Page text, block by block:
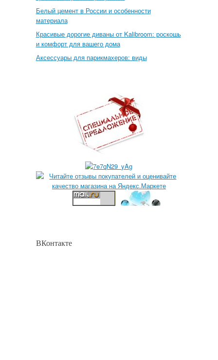
Белый цемент в России и особенности
материала
Красивые дорогие диваны от Kalibroom: роскошь
и комфорт для вашего дома
Аксессуары для парикмахеров: виды
ВКонтакте